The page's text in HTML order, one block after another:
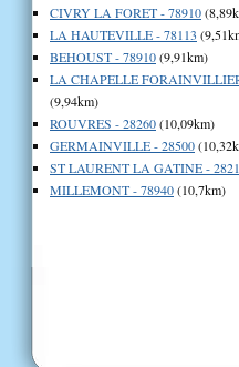
CIVRY LA FORET - 78910
LA HAUTEVILLE - 78113
BEHOUST - 78910(9,91km)
LA CHAPELLE
(9,94km)
ROUVRES - 28260(10,09km)
GERMAINVILLE - 28500
ST LAURENT LA GATINE -
MILLEMONT - 78940(10,7km)